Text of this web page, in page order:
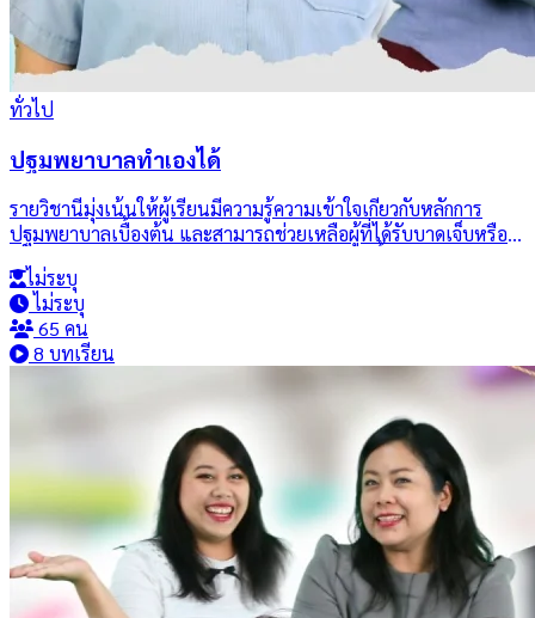
ทั่วไป
ปฐมพยาบาลทำเองได้
รายวิชานี้มุ่งเน้นให้ผู้เรียนมีความรู้ความเข้าใจเกี่ยวกับหลักการ
ปฐมพยาบาลเบื้องต้น และสามารถช่วยเหลือผู้ที่ได้รับบาดเจ็บหรือ
ช่วยชีวิตขั้นพื้นฐาน การปฐมพยาบาลในกรณีฉุกเฉินต่าง ๆ เช่น
เลือดออก กระดูกหัก แผลไหม้ การหายใจผิดปกติ การได้รับสารพิษ
และการเคลื่อนย้ายผู้บาดเจ็บอย่างเหมาะสม เพื่อเพิ่มโอกาสรอดชีวิต
และลดความรุนแรงของการบาดเจ็บก่อนถึงมือแพทย์
ไม่ระบุ
ไม่ระบุ
65 คน
8 บทเรียน